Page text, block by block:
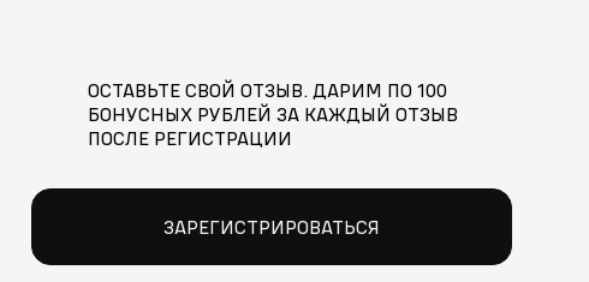
ОСТАВЬТЕ СВОЙ ОТЗЫВ. ДАРИМ ПО 100
БОНУСНЫХ РУБЛЕЙ ЗА КАЖДЫЙ ОТЗЫВ
ПОСЛЕ РЕГИСТРАЦИИ
ЗАРЕГИСТРИРОВАТЬСЯ